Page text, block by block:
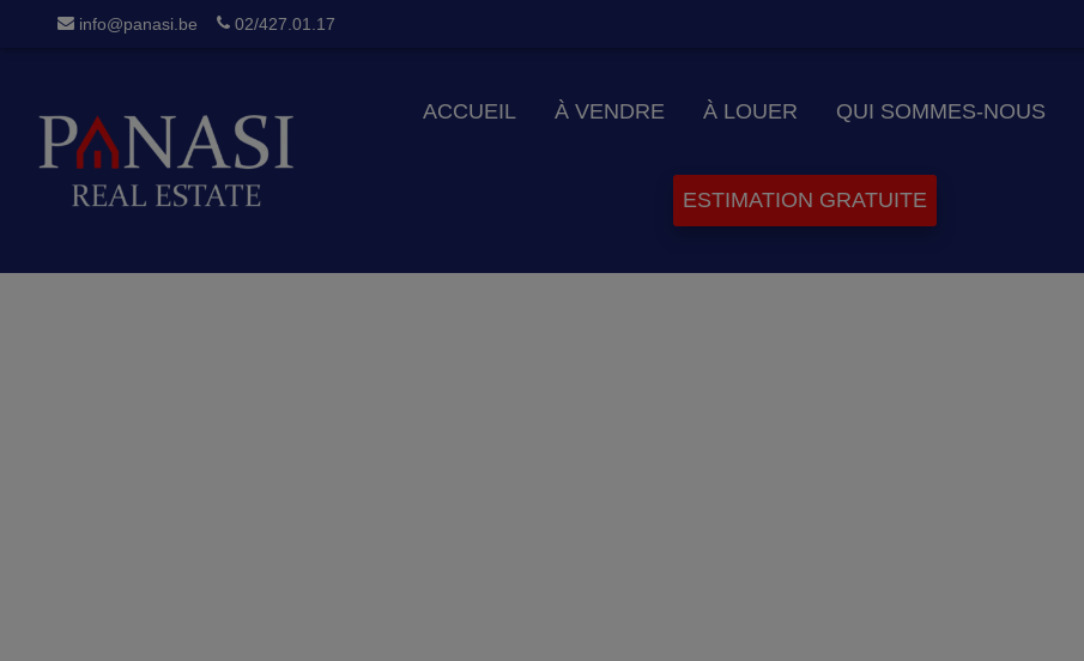
info@panasi.be 02/427.01.17
ACCUEIL À VENDRE À LOUER QUI SOMMES-NOUS
ESTIMATION GRATUITE